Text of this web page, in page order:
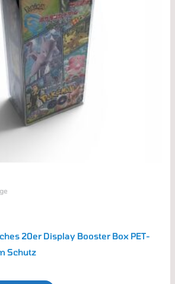
20er Display Booster Box PET-
Schutz
auf.
Die
Optionen
können
auf
der
Produktseite
gewählt